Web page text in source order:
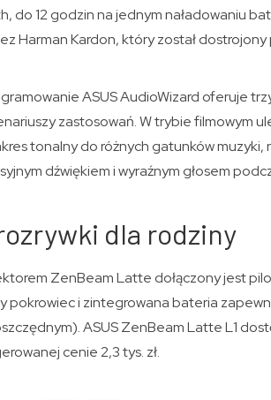
do 12 godzin na jednym naładowaniu
Harman Kardon, który został
ASUS AudioWizard oferuje
zastosowań. W trybie filmowym
tonalny do różnych gatunków
dźwiękiem i wyraźnym głosem
dla rodziny
ZenBeam Latte dołączony jest
pokrowiec i zintegrowana bateria
ASUS ZenBeam Latte L1
cenie 2,3 tys. zł.